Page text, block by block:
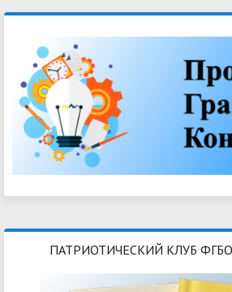
ПАТРИОТИЧЕСКИЙ КЛУБ